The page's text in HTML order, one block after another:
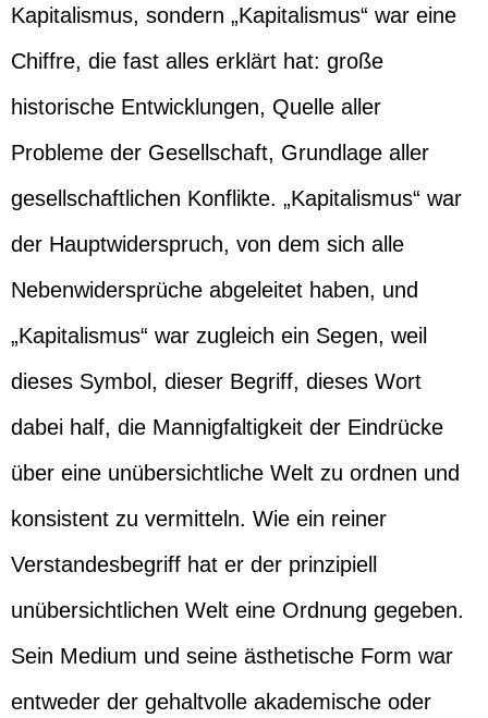
Kapitalismus, sondern „Kapitalismus“ war eine
Chiffre, die fast alles erklärt hat: große
historische Entwicklungen, Quelle aller
Probleme der Gesellschaft, Grundlage aller
gesellschaftlichen Konflikte. „Kapitalismus“ war
der Hauptwiderspruch, von dem sich alle
Nebenwidersprüche abgeleitet haben, und
„Kapitalismus“ war zugleich ein Segen, weil
dieses Symbol, dieser Begriff, dieses Wort
dabei half, die Mannigfaltigkeit der Eindrücke
über eine unübersichtliche Welt zu ordnen und
konsistent zu vermitteln. Wie ein reiner
Verstandesbegriff hat er der prinzipiell
unübersichtlichen Welt eine Ordnung gegeben.
Sein Medium und seine ästhetische Form war
entweder der gehaltvolle akademische oder